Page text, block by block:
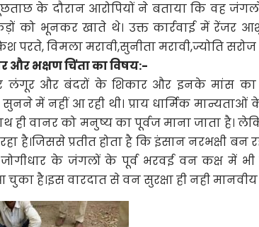
के दौरान आरोपियों ने बताया कि वह
को भूनकर खाते थे। उक्त कार्रवाई में रेंजर
परते, विमला मरावी,सुनीता मरावी,ज्योति
और भक्षण चिंता का विषय:-
लंगूर और बंदरों के शिकार और इनके मांस का
में नहीं आ रही थी। प्राय धार्मिक मान्यताओं
ही वानर को मनुष्य का पूर्वज माना जाता है।
है।जिससे प्रतीत होता है कि इंसान नरभक्षी बन
के जंगलों के पूर्व भरवई वन कक्ष में
है।इस वारदात से वन सुरक्षा ही नही मानवीय